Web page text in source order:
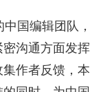
国编辑团队，
沟通方面发挥
作者反馈，本